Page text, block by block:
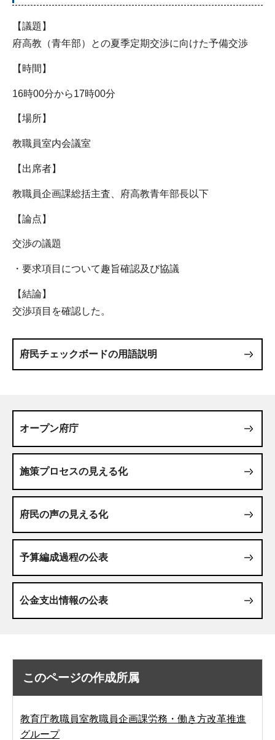
【議題】
府高教（青年部）との夏季定期交渉に向けた予備交渉
【時間】
16時00分から17時00分
【場所】
教職員室内会議室
【出席者】
教職員企画課総括主査、府高教青年部長以下
【論点】
交渉の議題
・要求項目について趣旨確認及び協議
【結論】
交渉項目を確認した。
府民チェックボードの用語説明
オープン府庁
施策プロセスの見える化
府民の声の見える化
予算編成過程の公表
公金支出情報の公表
このページの作成所属
教育庁教職員室教職員企画課労務・働き方改革推進
グループ